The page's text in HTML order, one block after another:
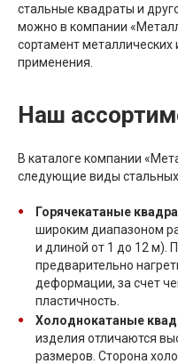
стальные квадраты и
можно в компании
сортамент
применения.
Наш
В каталоге компании
следующие виды
Горячекатаные
широким диапазоном
и длиной от 1 до 12 м).
предварительно
деформации, за счет
пластичность.
Холоднокатаные
изделия отличаются
размеров. Сторона